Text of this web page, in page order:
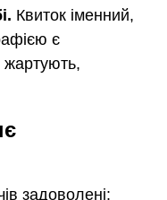
Квиток іменний,
є
жартують,
задоволені: